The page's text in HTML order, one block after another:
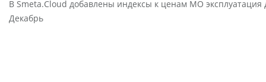
В Smeta.Cloud добавлены индексы к ценам МО эксплуатация
Декабрь